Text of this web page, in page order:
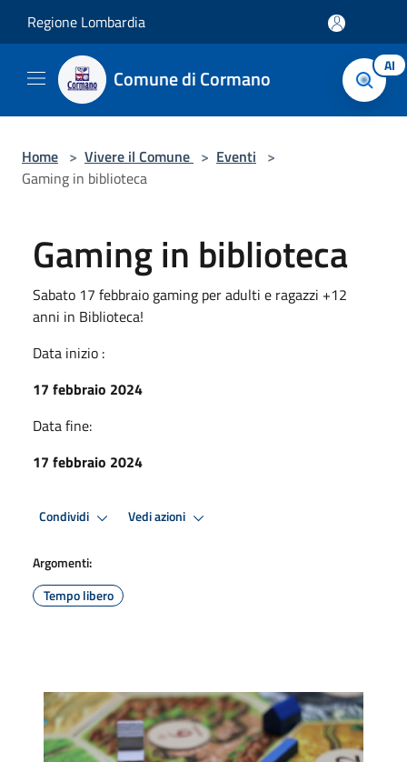
Regione Lombardia
Comune di Cormano AI
Home > Vivere il Comune > Eventi >
Gaming in biblioteca
Gaming in biblioteca
Sabato 17 febbraio gaming per adulti e ragazzi +12
anni in Biblioteca!
Data inizio :
17 febbraio 2024
Data fine:
17 febbraio 2024
Condividi Vedi azioni
Argomenti:
Tempo libero